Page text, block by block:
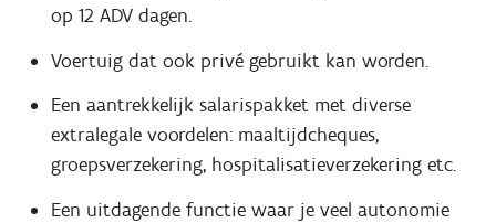
op 12 ADV dagen.
Voertuig dat ook privé gebruikt kan worden.
Een aantrekkelijk salarispakket met diverse
extralegale voordelen: maaltijdcheques,
groepsverzekering, hospitalisatieverzekering etc.
Een uitdagende functie waar je veel autonomie